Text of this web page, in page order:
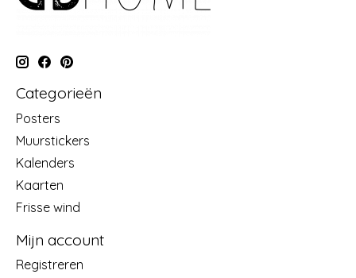
Categorieën
Posters
Muurstickers
Kalenders
Kaarten
Frisse wind
Mijn account
Registreren